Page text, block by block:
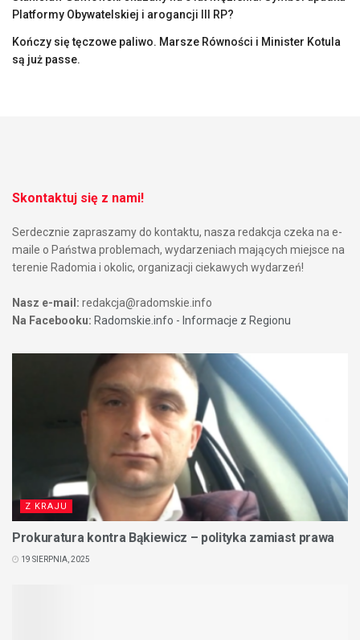
Platformy Obywatelskiej i arogancji III RP?
Kończy się tęczowe paliwo. Marsze Równości i Minister Kotula
są już passe.
Skontaktuj się z nami!
Serdecznie zapraszamy do kontaktu, nasza redakcja czeka na e-
maile o Państwa problemach, wydarzeniach mających miejsce na
terenie Radomia i okolic, organizacji ciekawych wydarzeń!
Nasz e-mail: redakcja@radomskie.info
Na Facebooku: Radomskie.info - Informacje z Regionu
Z KRAJU
Prokuratura kontra Bąkiewicz – polityka zamiast prawa
19 SIERPNIA, 2025